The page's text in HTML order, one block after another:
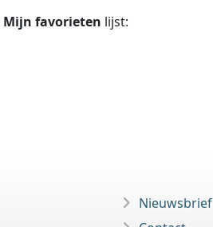
Mijn favorieten lijst:
Nieuwsbrief